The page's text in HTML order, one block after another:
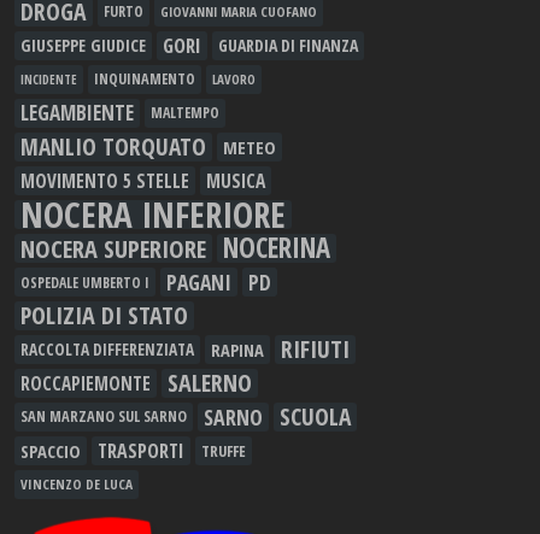
DROGA FURTO GIOVANNI MARIA CUOFANO
GIUSEPPE GIUDICE GORI GUARDIA DI FINANZA
INCIDENTE INQUINAMENTO LAVORO
LEGAMBIENTE MALTEMPO
MANLIO TORQUATO METEO
MOVIMENTO 5 STELLE MUSICA
NOCERA INFERIORE
NOCERA SUPERIORE NOCERINA
OSPEDALE UMBERTO I PAGANI PD
POLIZIA DI STATO
RACCOLTA DIFFERENZIATA RAPINA RIFIUTI
ROCCAPIEMONTE SALERNO
SAN MARZANO SUL SARNO SARNO SCUOLA
SPACCIO TRASPORTI TRUFFE
VINCENZO DE LUCA